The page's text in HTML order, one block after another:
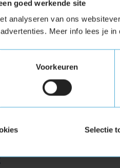
goed werkende site
analyseren van ons
Meer info lees je in
Voorkeuren
Selectie
bij aquaplanning
Load (verstevigde band)
die banden met een
banden zijn te
2 Extra load in